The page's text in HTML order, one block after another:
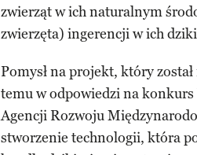
zwierząt w ich naturalnym
zwierzęta) ingerencji w ich
Pomysł na projekt, który
temu w odpowiedzi na
Agencji Rozwoju
stworzenie technologii, która